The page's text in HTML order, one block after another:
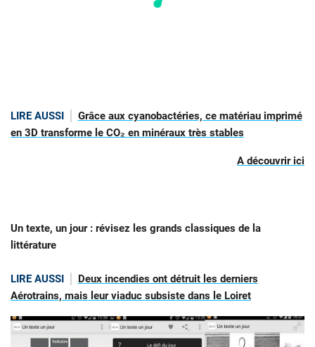
LIRE AUSSI
Grâce aux cyanobactéries, ce matériau imprimé
en 3D transforme le CO₂ en minéraux très stables
A découvrir ici
Un texte, un jour : révisez les grands classiques de la
littérature
LIRE AUSSI
Deux incendies ont détruit les derniers
Aérotrains, mais leur viaduc subsiste dans le Loiret